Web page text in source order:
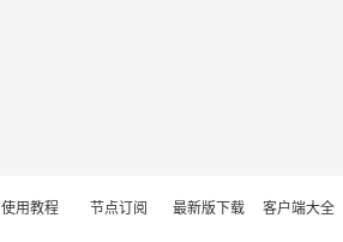
使用教程 节点订阅 最新版下载 客户端大全